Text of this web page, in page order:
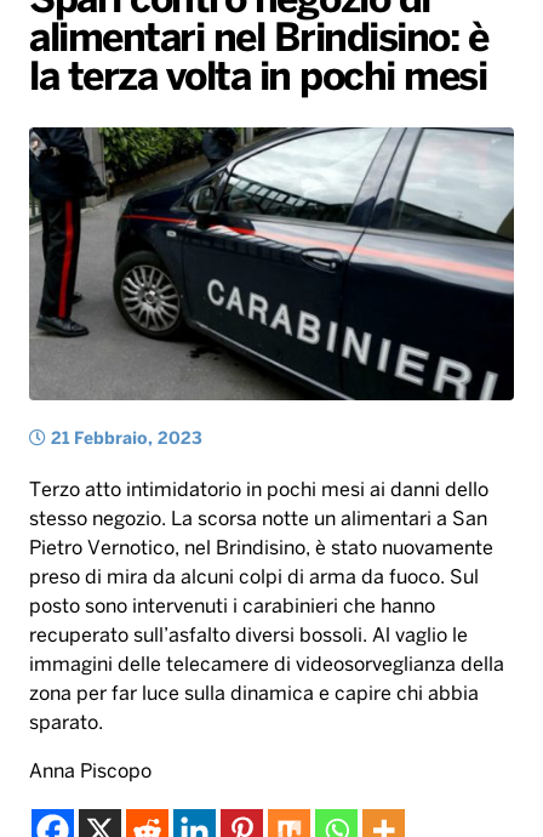
PALATOUR
Musica e Spettacolo
Sport
Radio Norba Consiglia
Leggerissime
Generale
Novità
Notiziario
Interviste
Oroscopo
Speciale Astrabilia 2026
Radio Norba News TV
Voce al Bari
Battiti Live 2026
Gallery
alimentari nel Brindisino: è
la terza volta in pochi mesi
21 Febbraio, 2023
Terzo atto intimidatorio in pochi mesi ai danni dello
stesso negozio. La scorsa notte un alimentari a San
Pietro Vernotico, nel Brindisino, è stato nuovamente
preso di mira da alcuni colpi di arma da fuoco. Sul
posto sono intervenuti i carabinieri che hanno
recuperato sull’asfalto diversi bossoli. Al vaglio le
immagini delle telecamere di videosorveglianza della
zona per far luce sulla dinamica e capire chi abbia
sparato.
Anna Piscopo